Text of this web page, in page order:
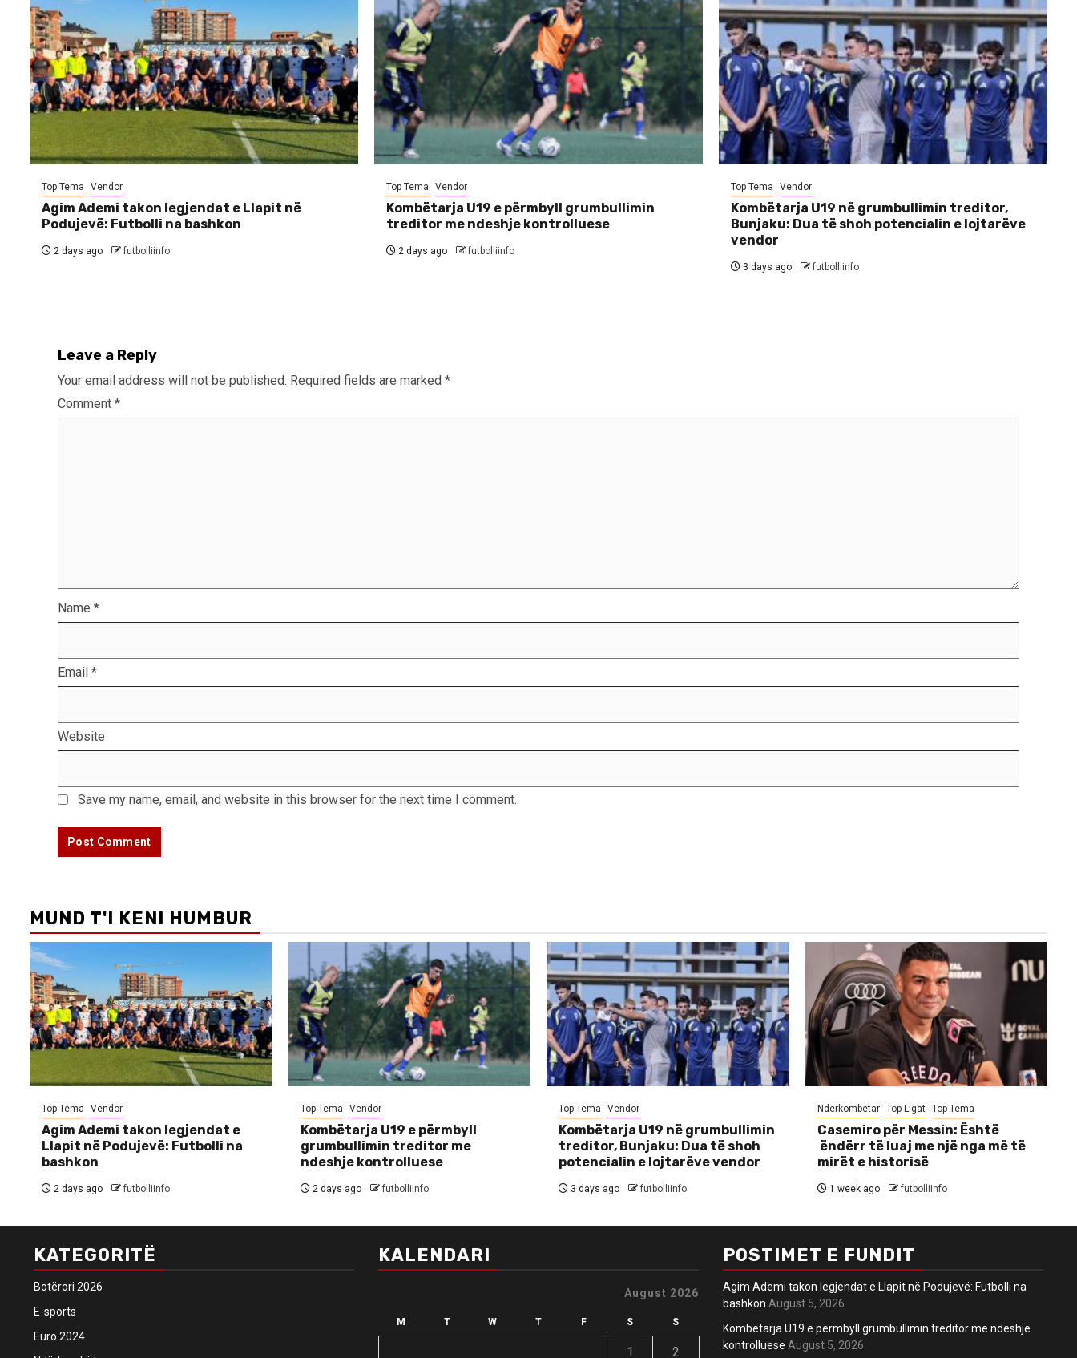
Top Tema Vendor
Agim Ademi takon legjendat e Llapit në
Podujevë: Futbolli na bashkon
2 days ago futbolliinfo
Top Tema Vendor
Kombëtarja U19 e përmbyll grumbullimin
treditor me ndeshje kontrolluese
2 days ago futbolliinfo
Top Tema Vendor
Kombëtarja U19 në grumbullimin treditor,
Bunjaku: Dua të shoh potencialin e lojtarëve
vendor
3 days ago futbolliinfo
Leave a Reply
Your email address will not be published. Required fields are marked *
Comment *
Name *
Email *
Website
Save my name, email, and website in this browser for the next time I comment.
MUND T'I KENI HUMBUR
Top Tema Vendor
Agim Ademi takon legjendat e
Llapit në Podujevë: Futbolli na
bashkon
2 days ago futbolliinfo
Top Tema Vendor
Kombëtarja U19 e përmbyll
grumbullimin treditor me
ndeshje kontrolluese
2 days ago futbolliinfo
Top Tema Vendor
Kombëtarja U19 në grumbullimin
treditor, Bunjaku: Dua të shoh
potencialin e lojtarëve vendor
3 days ago futbolliinfo
Ndërkombëtar Top Ligat Top Tema
Casemiro për Messin: Është
ëndërr të luaj me një nga më të
mirët e historisë
1 week ago futbolliinfo
KATEGORITË
Botërori 2026
E-sports
Euro 2024
KALENDARI
August 2026
M T W T F S S
1 2
POSTIMET E FUNDIT
Agim Ademi takon legjendat e Llapit në Podujevë: Futbolli na
bashkon August 5, 2026
Kombëtarja U19 e përmbyll grumbullimin treditor me ndeshje
kontrolluese August 5, 2026